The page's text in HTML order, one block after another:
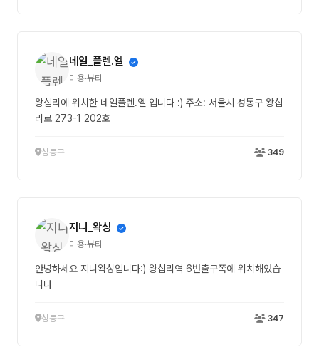
네일_플렌.엘
미용·뷰티
왕십리에 위치한 네일플렌.엘 입니다 :) 주소: 서울시 성동구 왕십
리로 273-1 202호
성동구 349
지니_왁싱
미용·뷰티
안녕하세요 지니왁싱입니다:) 왕십리역 6번출구쪽에 위치해있습
니다
성동구 347